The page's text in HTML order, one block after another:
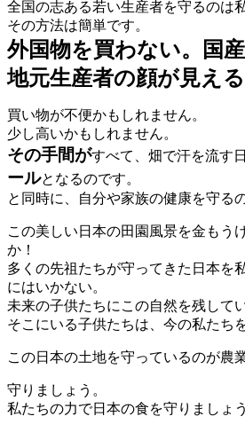
全国の志ある若い生産者を守るのは
その方法は簡単です。
外国物を買わない。国産
地元生産者の顔が見え
買い物が不便かもしれません。
少し高いかもしれません。
その手間がすべて、畑で汗を流す
ールとなるのです。
と同時に、自分や家族の健康を守る
この美しい日本の田園風景を金もう
か！
多くの先祖たちが守ってきた日本を
にはいかない。
未来の子供たちにこの自然を残して
そこにいる子供たちは、今の私たち
この日本の土地を守っているのが農
守りましょう。
私たちの力で日本の食を守りましょう